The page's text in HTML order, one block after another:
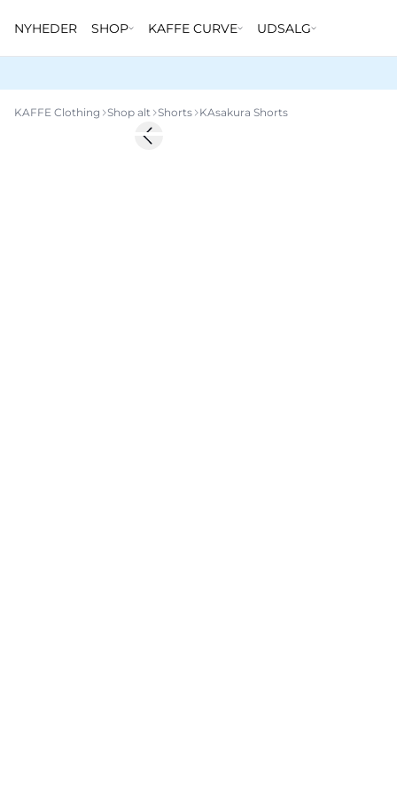
NYHEDER SHOP KAFFE CURVE UDSALG
KAFFE Clothing Shop alt Shorts KAsakura Shorts
-50%Previous slide